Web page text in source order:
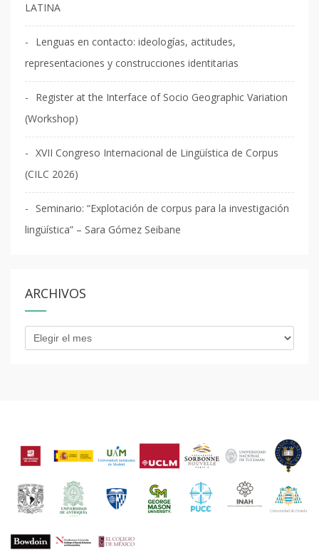
LATINA
Lenguas en contacto: ideologías, actitudes,
representaciones y construcciones identitarias
Register at the Interface of Socio Geographic Variation
(Workshop)
XVII Congreso Internacional de Lingüística de Corpus
(CILC 2026)
Seminario: “Explotación de corpus para la investigación
lingüística” – Sara Gómez Seibane
ARCHIVOS